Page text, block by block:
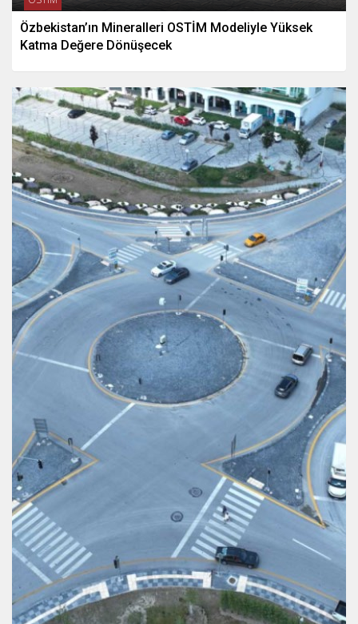
Özbekistan’ın Mineralleri OSTİM Modeliyle Yüksek
Katma Değere Dönüşecek